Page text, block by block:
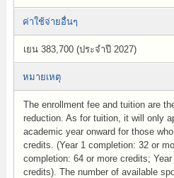
ค่าใช้จ่ายอื่นๆ
เยน 383,700 (ประจำปี 2027)
หมายเหตุ
The enrollment fee and tuition are
reduction. As for tuition, it will only
academic year onward for those
credits. (Year 1 completion: 32 or
completion: 64 or more credits;
credits). The number of available